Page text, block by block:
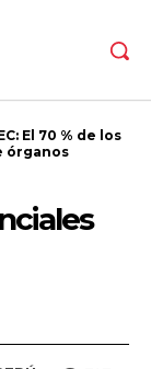
El 70 % de los
órganos